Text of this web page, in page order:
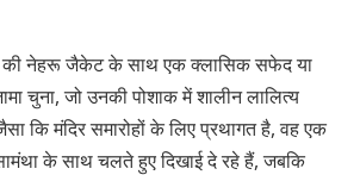
की नेहरू जैकेट के साथ एक क्लासिक सफेद या
चुना, जो उनकी पोशाक में शालीन लालित्य
कि मंदिर समारोहों के लिए प्रथागत है, वह एक
के साथ चलते हुए दिखाई दे रहे हैं, जबकि